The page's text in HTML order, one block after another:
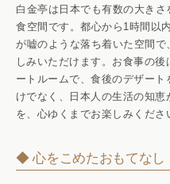
白金亭は日本でも有数の大き
食空間です。都心から1時間以
が嘘のような落ち着いた空間
しみいただけます。お食事の
ートルームで、食後のデザー
けでなく、日本人の生活の知
を、心ゆくまでお楽しみくださ
◆ 心をこめたおもてなし